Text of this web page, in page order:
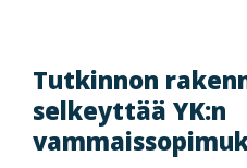
Tutkinnon
selkeyttää YK:n